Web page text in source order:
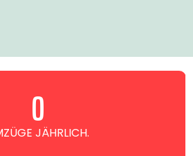
JÄHRLICH.
0